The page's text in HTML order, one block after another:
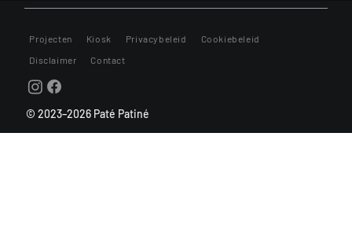
beginnende straatfotograaf
Projecten Kiosk Privacybeleid
Cookiebeleid
Disclaimer
Contact
© 2023–2026 Paté Patiné